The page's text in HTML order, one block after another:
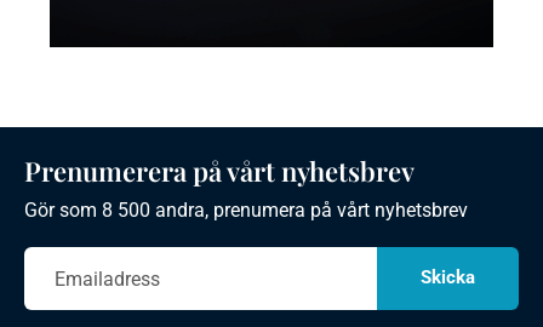
Prenumerera på vårt nyhetsbrev
Gör som 8 500 andra, prenumera på vårt nyhetsbrev